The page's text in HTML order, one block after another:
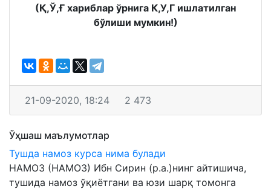
(Қ,Ў,Ғ хариблар ўрнига К,У,Г ишлатилган
бўлиши мумкин!)
21-09-2020, 18:24 2 473
Ўҳшаш маълумотлар
Тушда намоз курса нима булади
НАМОЗ (НАМОЗ) Ибн Сирин (р.а.)нинг айтишича,
тушида намоз ўқиётгани ва юзи шарқ томонга